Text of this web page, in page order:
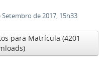
de 2017, 15h33
para Matrícula (4201